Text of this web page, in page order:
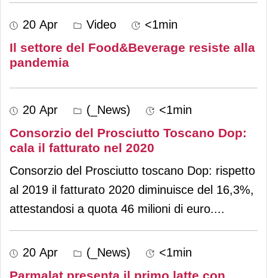
20 Apr Video <1min
Il settore del Food&Beverage resiste alla
pandemia
20 Apr (_News) <1min
Consorzio del Prosciutto Toscano Dop:
cala il fatturato nel 2020
Consorzio del Prosciutto toscano Dop: rispetto
al 2019 il fatturato 2020 diminuisce del 16,3%,
attestandosi a quota 46 milioni di euro....
20 Apr (_News) <1min
Parmalat presenta il primo latte con